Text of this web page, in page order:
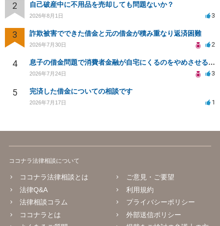
2 自己破産中に不用品を売却しても問題ないか？
2026年8月1日 3
3 詐欺被害でできた借金と元の借金が積み重なり返済困難
2026年7月30日 2
4 息子の借金問題で消費者金融が自宅にくるのをやめさせる方法はないですか？
2026年7月24日 3
5 完済した借金についての相談です
2026年7月17日 1
ココナラ法律相談について
ココナラ法律相談とは
法律Q&A
法律相談コラム
ココナラとは
ご意見・ご要望
利用規約
プライバシーポリシー
外部送信ポリシー